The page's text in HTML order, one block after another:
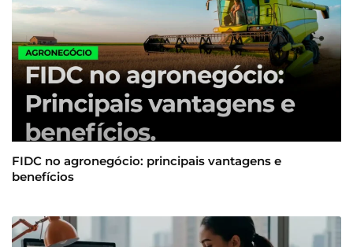
FIDC no agronegócio: principais vantagens e
benefícios